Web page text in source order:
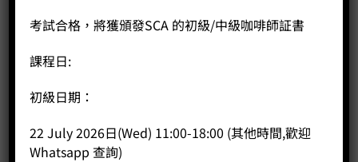
- +
考試合格，將獲頒發SCA 的初級/中級咖啡師証書
課程日:
初級日期：
22 July 2026日(Wed) 11:00-18:00 (其他時間,歡迎
Whatsapp 查詢)